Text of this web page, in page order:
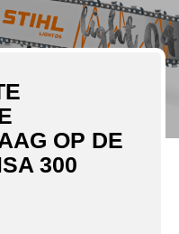
OP DE
300